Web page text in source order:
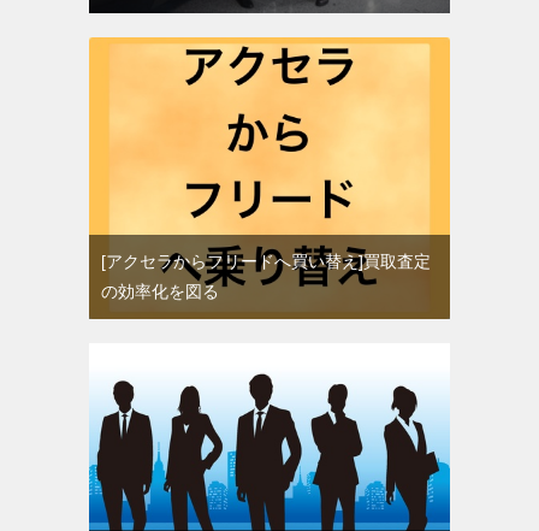
[アクセラからフリードへ買い替え]買取査定
の効率化を図る